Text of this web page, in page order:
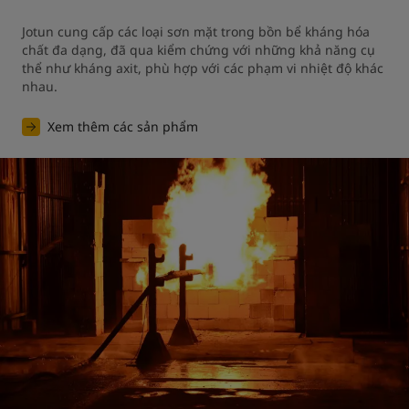
Jotun cung cấp các loại sơn mặt trong bồn bể kháng hóa
chất đa dạng, đã qua kiểm chứng với những khả năng cụ
thể như kháng axit, phù hợp với các phạm vi nhiệt độ khác
nhau.
Xem thêm các sản phẩm